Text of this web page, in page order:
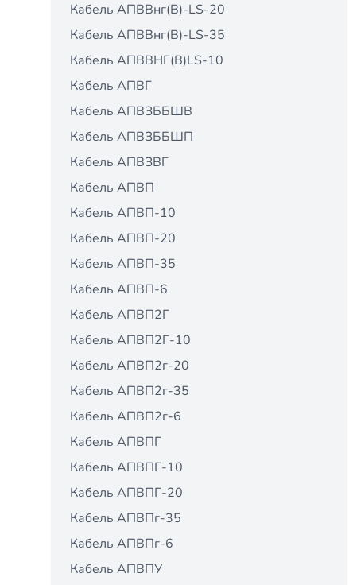
Кабель АПВВнг(В)-LS-20
Кабель АПВВнг(В)-LS-35
Кабель АПВВНГ(В)LS-10
Кабель АПВГ
Кабель АПВЗББШВ
Кабель АПВЗББШП
Кабель АПВЗВГ
Кабель АПВП
Кабель АПВП-10
Кабель АПВП-20
Кабель АПВП-35
Кабель АПВП-6
Кабель АПВП2Г
Кабель АПВП2Г-10
Кабель АПВП2г-20
Кабель АПВП2г-35
Кабель АПВП2г-6
Кабель АПВПГ
Кабель АПВПГ-10
Кабель АПВПГ-20
Кабель АПВПг-35
Кабель АПВПг-6
Кабель АПВПУ